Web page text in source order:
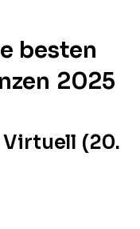
besten
2025
Virtuell (20.